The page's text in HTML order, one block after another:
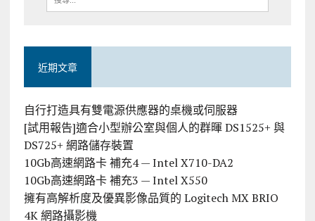
近期文章
自行打造具有雙電源供應器的桌機或伺服器
[試用報告]適合小型辦公室與個人的群暉 DS1525+ 與
DS725+ 網路儲存裝置
10Gb高速網路卡 補充4 — Intel X710-DA2
10Gb高速網路卡 補充3 — Intel X550
擁有高解析度及優異影像品質的 Logitech MX BRIO
4K 網路攝影機